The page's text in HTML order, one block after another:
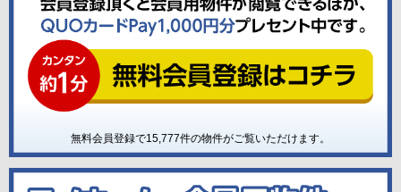
無料会員登録で15,777件の物件がご覧いただけます。